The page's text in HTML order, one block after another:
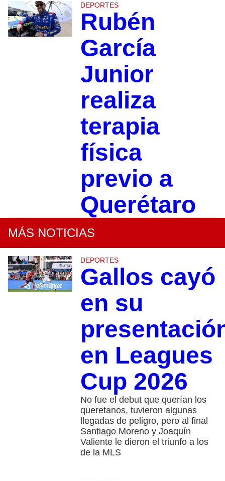
DEPORTES
Rubén
García
Junior
realiza
terapia
física
previo a
Querétaro
MÁS NOTICIAS
DEPORTES
Gallos cayó
en su
en Leagues
Cup 2026
No fue el debut que querían los
queretanos, tuvieron algunas
llegadas de peligro, pero al final
Santiago Moreno y Joaquín
Valiente le dieron el triunfo a los
de la MLS